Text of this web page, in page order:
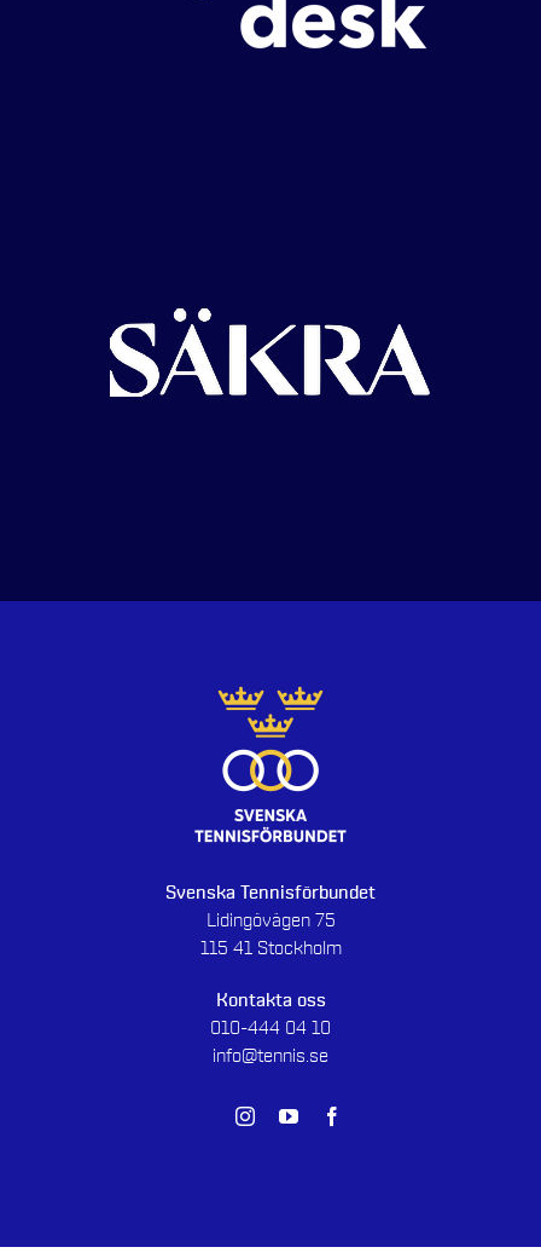
Svenska Tennisförbundet
Lidingövägen 75
115 41 Stockholm
Kontakta oss
010-444 04 10
info@tennis.se